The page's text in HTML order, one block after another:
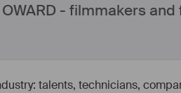
- filmmakers and
talents, technicians,